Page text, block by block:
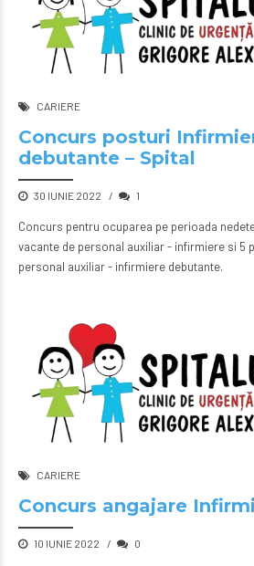
CARIERE
Concurs posturi
debutante – Spital
30 IUNIE 2022 1
Concurs pentru ocuparea pe perioada
vacante de personal auxiliar - infirmiere si 5
personal auxiliar - infirmiere debutante.
CARIERE
Concurs angajare
10 IUNIE 2022 0